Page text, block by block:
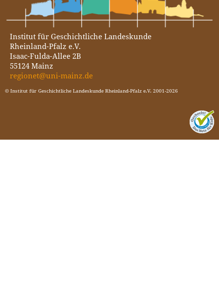
Institut für Geschichtliche Landeskunde
Rheinland-Pfalz e.V.
Isaac-Fulda-Allee 2B
55124 Mainz
regionet@uni-mainz.de
© Institut für Geschichtliche Landeskunde Rheinland-Pfalz e.V. 2001-2026